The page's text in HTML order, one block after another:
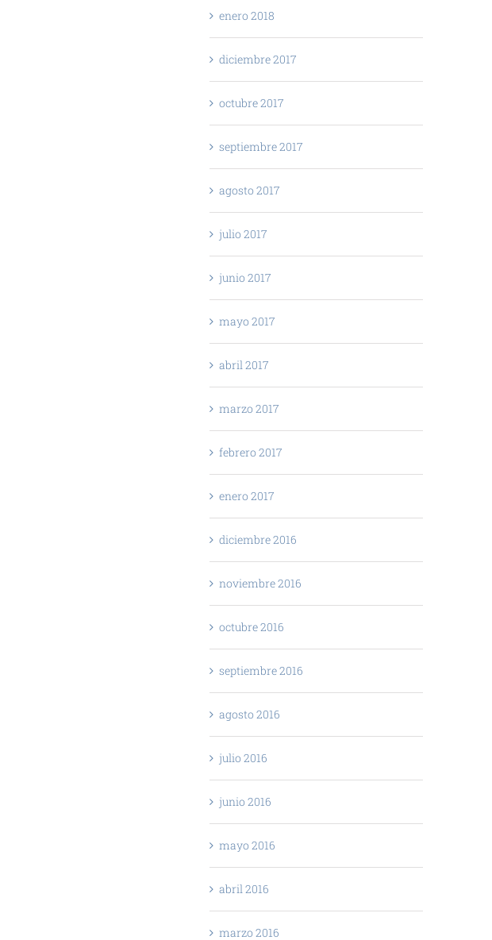
enero 2018
diciembre 2017
octubre 2017
septiembre 2017
agosto 2017
julio 2017
junio 2017
mayo 2017
abril 2017
marzo 2017
febrero 2017
enero 2017
diciembre 2016
noviembre 2016
octubre 2016
septiembre 2016
agosto 2016
julio 2016
junio 2016
mayo 2016
abril 2016
marzo 2016